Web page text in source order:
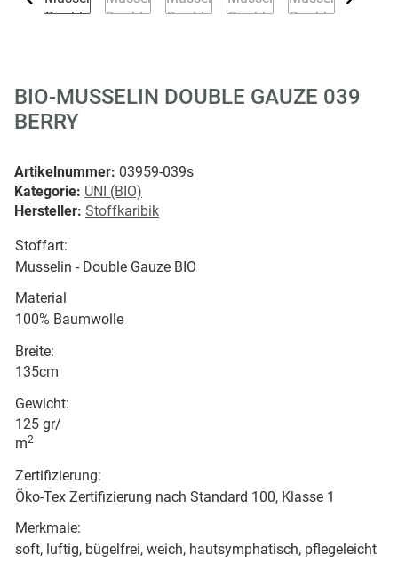
BIO-MUSSELIN DOUBLE GAUZE 039
BERRY
Artikelnummer: 03959-039s
Kategorie: UNI (BIO)
Hersteller: Stoffkaribik
Stoffart:
Musselin - Double Gauze BIO
Material
100% Baumwolle
Breite:
135cm
Gewicht:
125 gr/
m2
Zertifizierung:
Öko-Tex Zertifizierung nach Standard 100, Klasse 1
Merkmale:
soft, luftig, bügelfrei, weich, hautsymphatisch, pflegeleicht